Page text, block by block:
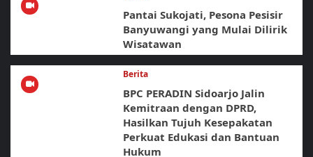
Pantai Sukojati, Pesona Pesisir
Banyuwangi yang Mulai Dilirik
Wisatawan
Berita
BPC PERADIN Sidoarjo Jalin
Kemitraan dengan DPRD,
Hasilkan Tujuh Kesepakatan
Perkuat Edukasi dan Bantuan
Hukum